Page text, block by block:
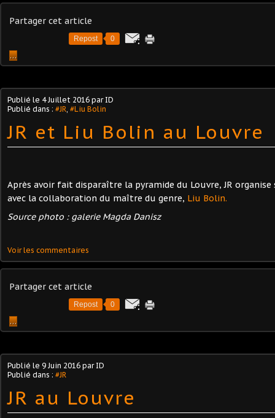
Partager cet article
Repost 0
…
Publié le 4 Juillet 2016 par ID
Publié dans : #JR, #Liu Bolin
JR et Liu Bolin au Louvre
Après avoir fait disparaître la pyramide du Louvre, JR
avec la collaboration du maître du genre, Liu Bolin.
Source photo : galerie Magda Danisz
Voir les commentaires
Partager cet article
Repost 0
…
Publié le 9 Juin 2016 par ID
Publié dans : #JR
JR au Louvre